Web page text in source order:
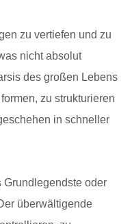
zu vertiefen und zu
nicht absolut
des großen Lebens
zu strukturieren
in schneller
Grundlegendste oder
überwältigende